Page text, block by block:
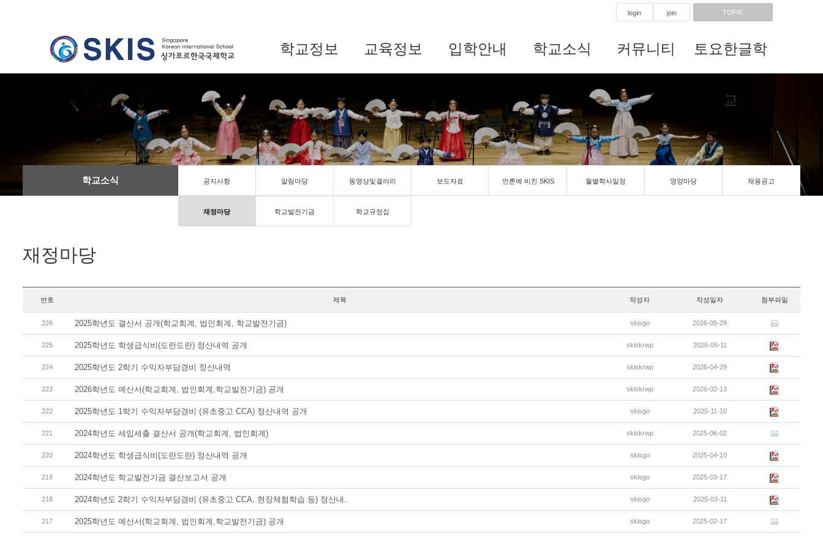
login join TOPIK
학교정보 교육정보 입학안내 학교소식 커뮤니티 토요한글학
교
학교소식 공지사항 알림마당 동영상및갤러리 보도자료 언론에 비친 SKIS 월별학사일정 영양마당 채용공고
재정마당 학교발전기금 학교규정집
재정마당
번호 제목 작성자 작성일자 첨부파일
226 2025학년도 결산서 공개(학교회계, 법인회계, 학교발전기금) skisgo 2026-05-29
225 2025학년도 학생급식비(도란도란) 정산내역 공개 skiskrwp 2026-05-11
224 2025학년도 2학기 수익자부담경비 정산내역 skiskrwp 2026-04-29
223 2026학년도 예산서(학교회계, 법인회계,학교발전기금) 공개 skiskrwp 2026-02-13
222 2025학년도 1학기 수익자부담경비 (유초중고 CCA) 정산내역 공개 skisgo 2025-11-10
221 2024학년도 세입세출 결산서 공개(학교회계, 법인회계) skiskrwp 2025-06-02
220 2024학년도 학생급식비(도란도란) 정산내역 공개 skisgo 2025-04-10
219 2024학년도 학교발전기금 결산보고서 공개 skisgo 2025-03-17
218 2024학년도 2학기 수익자부담경비 (유초중고 CCA, 현장체험학습 등) 정산내.. skisgo 2025-03-11
217 2025학년도 예산서(학교회계, 법인회계,학교발전기금) 공개 skisgo 2025-02-17